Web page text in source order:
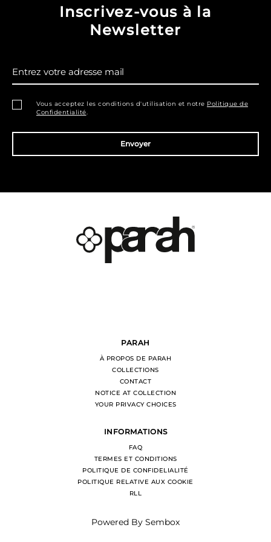
Inscrivez-vous à la
Newsletter
Entrez votre adresse mail
Envoyer
Vous acceptez les conditions d'utilisation et notre Politique de
Confidentialité.
PARAH
À PROPOS DE PARAH
COLLECTIONS
CONTACT
NOTICE AT COLLECTION
YOUR PRIVACY CHOICES
INFORMATIONS
FAQ
TERMES ET CONDITIONS
POLITIQUE DE CONFIDELIALITÉ
POLITIQUE RELATIVE AUX COOKIE
RLL
Powered By Sembox